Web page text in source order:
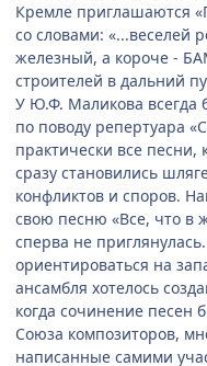
Кремле приглашаются
со словами: «...веселей
железный, а короче -
строителей в дальний
У Ю.Ф. Маликова всегда
по поводу репертуара
практически все
сразу становились
конфликтов и споров.
свою песню «Все, что в
сперва не
ориентироваться на
ансамбля хотелось
когда сочинение песен
Союза композиторов,
написанные самими